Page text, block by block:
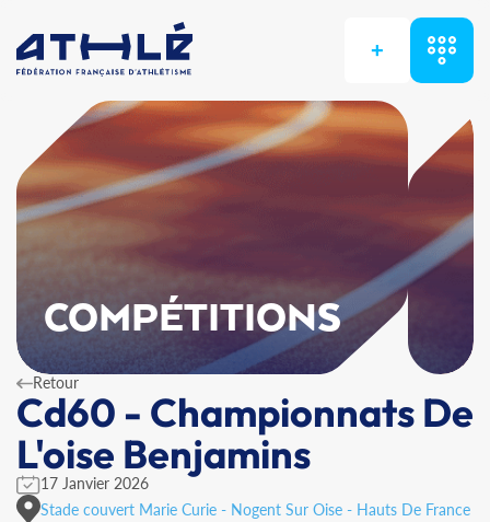
+
COMPÉTITIONS
Retour
Cd60 - Championnats De
L'oise Benjamins
17 Janvier 2026
Stade couvert Marie Curie - Nogent Sur Oise - Hauts De France